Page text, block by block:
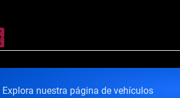
Explora nuestra página de vehículos